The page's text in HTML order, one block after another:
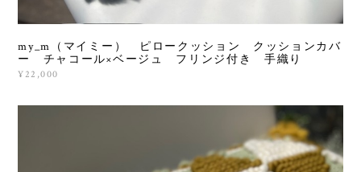
my_m（マイミー） ピロークッション クッションカバ
ー チャコール×ベージュ フリンジ付き 手織り
¥22,000